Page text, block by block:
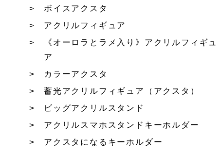
ボイスアクスタ
アクリルフィギュア
《オーロラとラメ入り》アクリルフィギュ
ア
カラーアクスタ
蓄光アクリルフィギュア（アクスタ）
ビッグアクリルスタンド
アクリルスマホスタンドキーホルダー
アクスタになるキーホルダー